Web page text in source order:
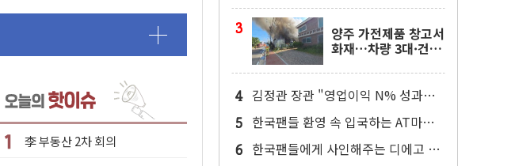
李 부동산 2차 회의
양주 가전제품 창고서
화재…차량 3대·건물
김정관 장관 "영업이익 N% 성과급
반대…상법·자본시장법 개정 논의"
한국팬들 환영 속 입국하는 AT마드
리드
한국팬들에게 사인해주는 디에고 시